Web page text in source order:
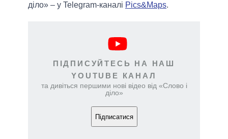
діло» – у Telegram-каналі Pics&Maps.
ПІДПИСУЙТЕСЬ НА НАШ
YOUTUBE КАНАЛ
та дивіться першими нові відео від «Слово і
діло»
Підписатися